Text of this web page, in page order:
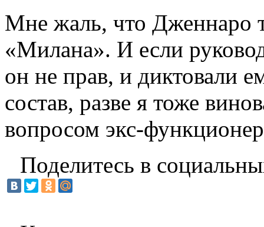
Мне жаль, что Дженнаро
«Милана». И если
он не прав, и диктовали
состав, разве я тоже
вопросом экс-
Поделитесь в